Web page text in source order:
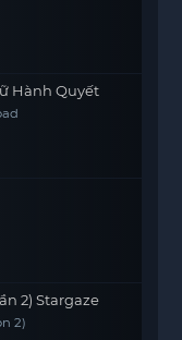
Hành Quyết
2) Stargaze
2)